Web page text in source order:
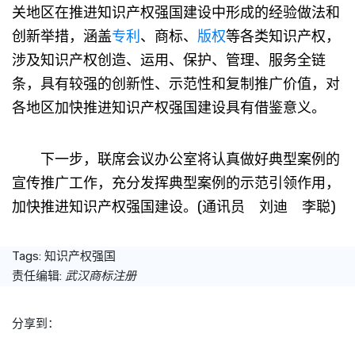
关地区在推进知识产权强国建设中形成的经验做法和
创新举措，涵盖专利 、商标、 版权等各类知识产权，
涉及知识产权创造、运用、保护、管理、服务全链
条，具有较强的创新性、示范性和复制推广价值，对
各地区加快推进知识产权强国建设具有借鉴意义。
下一步，联席会议办公室将认真做好典型案例的
宣传推广工作，充分发挥典型案例的示范引领作用，
加快推进知识产权强国建设。(通讯员 刘迪 李聪)
Tags: 知识产权强国
责任编辑: 武汉商标注册
分享到：